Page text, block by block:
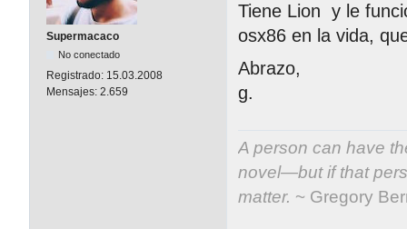
Supermacaco
No conectado
Registrado: 15.03.2008
Mensajes: 2.659
Tiene Lion y le
osx86 en la vida,
Abrazo,
g.
A person can have
novel—but if that
matter. ~ Gregory